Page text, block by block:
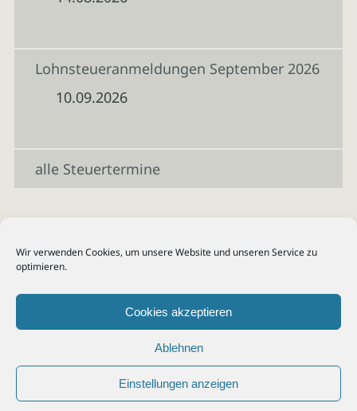
Wir verwenden Cookies, um unsere Website und unseren Service zu
optimieren.
Cookies akzeptieren
Ablehnen
Einstellungen anzeigen
Lohnsteueranmeldungen September 2026
10.09.2026
alle Steuertermine